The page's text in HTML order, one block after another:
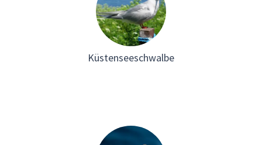
Küstenseeschwalbe